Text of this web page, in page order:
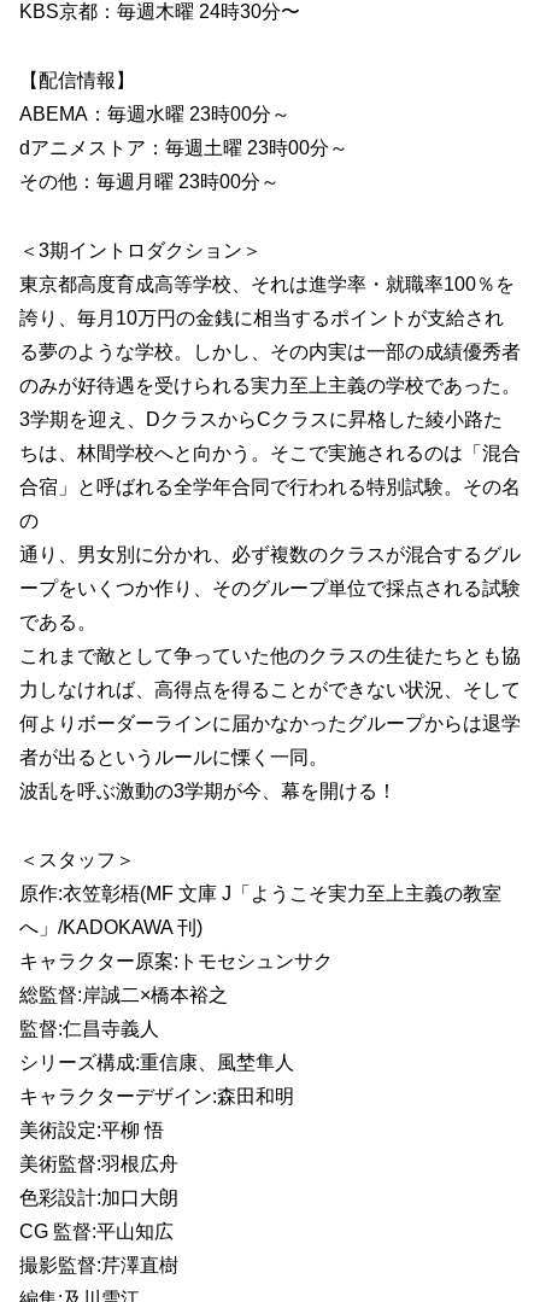
KBS京都：毎週木曜 24時30分〜
【配信情報】
ABEMA：毎週水曜 23時00分～
dアニメストア：毎週土曜 23時00分～
その他：毎週月曜 23時00分～
＜3期イントロダクション＞
東京都高度育成高等学校、それは進学率・就職率100％を
誇り、毎月10万円の金銭に相当するポイントが支給され
る夢のような学校。しかし、その内実は一部の成績優秀者
のみが好待遇を受けられる実力至上主義の学校であった。
3学期を迎え、DクラスからCクラスに昇格した綾小路た
ちは、林間学校へと向かう。そこで実施されるのは「混合
合宿」と呼ばれる全学年合同で行われる特別試験。その名
の
通り、男女別に分かれ、必ず複数のクラスが混合するグル
ープをいくつか作り、そのグループ単位で採点される試験
である。
これまで敵として争っていた他のクラスの生徒たちとも協
力しなければ、高得点を得ることができない状況、そして
何よりボーダーラインに届かなかったグループからは退学
者が出るというルールに慄く一同。
波乱を呼ぶ激動の3学期が今、幕を開ける！
＜スタッフ＞
原作:衣笠彰梧(MF 文庫 J「ようこそ実力至上主義の教室
へ」/KADOKAWA 刊)
キャラクター原案:トモセシュンサク
総監督:岸誠二×橋本裕之
監督:仁昌寺義人
シリーズ構成:重信康、風埜隼人
キャラクターデザイン:森田和明
美術設定:平柳 悟
美術監督:羽根広舟
色彩設計:加口大朗
CG 監督:平山知広
撮影監督:芹澤直樹